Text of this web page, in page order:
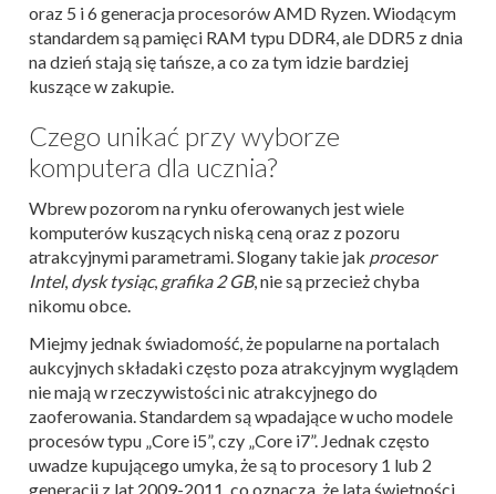
oraz 5 i 6 generacja procesorów AMD Ryzen. Wiodącym
standardem są pamięci RAM typu DDR4, ale DDR5 z dnia
na dzień stają się tańsze, a co za tym idzie bardziej
kuszące w zakupie.
Czego unikać przy wyborze
komputera dla ucznia?
Wbrew pozorom na rynku oferowanych jest wiele
komputerów kuszących niską ceną oraz z pozoru
atrakcyjnymi parametrami. Slogany takie jak procesor
Intel, dysk tysiąc, grafika 2 GB, nie są przecież chyba
nikomu obce.
Miejmy jednak świadomość, że popularne na portalach
aukcyjnych składaki często poza atrakcyjnym wyglądem
nie mają w rzeczywistości nic atrakcyjnego do
zaoferowania. Standardem są wpadające w ucho modele
procesów typu „Core i5”, czy „Core i7”. Jednak często
uwadze kupującego umyka, że są to procesory 1 lub 2
generacji z lat 2009-2011, co oznacza, że lata świetności